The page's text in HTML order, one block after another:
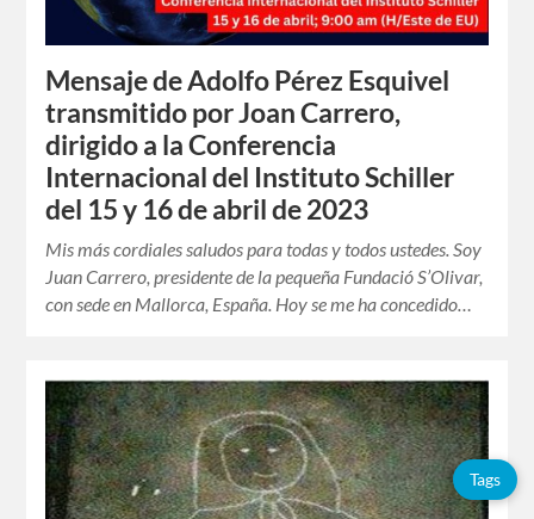
Mensaje de Adolfo Pérez Esquivel
transmitido por Joan Carrero,
dirigido a la Conferencia
Internacional del Instituto Schiller
del 15 y 16 de abril de 2023
Mis más cordiales saludos para todas y todos ustedes. Soy
Juan Carrero, presidente de la pequeña Fundació S’Olivar,
con sede en Mallorca, España. Hoy se me ha concedido…
Tags